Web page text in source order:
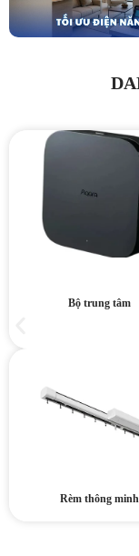
Bộ trung tâm
Rèm thông minh